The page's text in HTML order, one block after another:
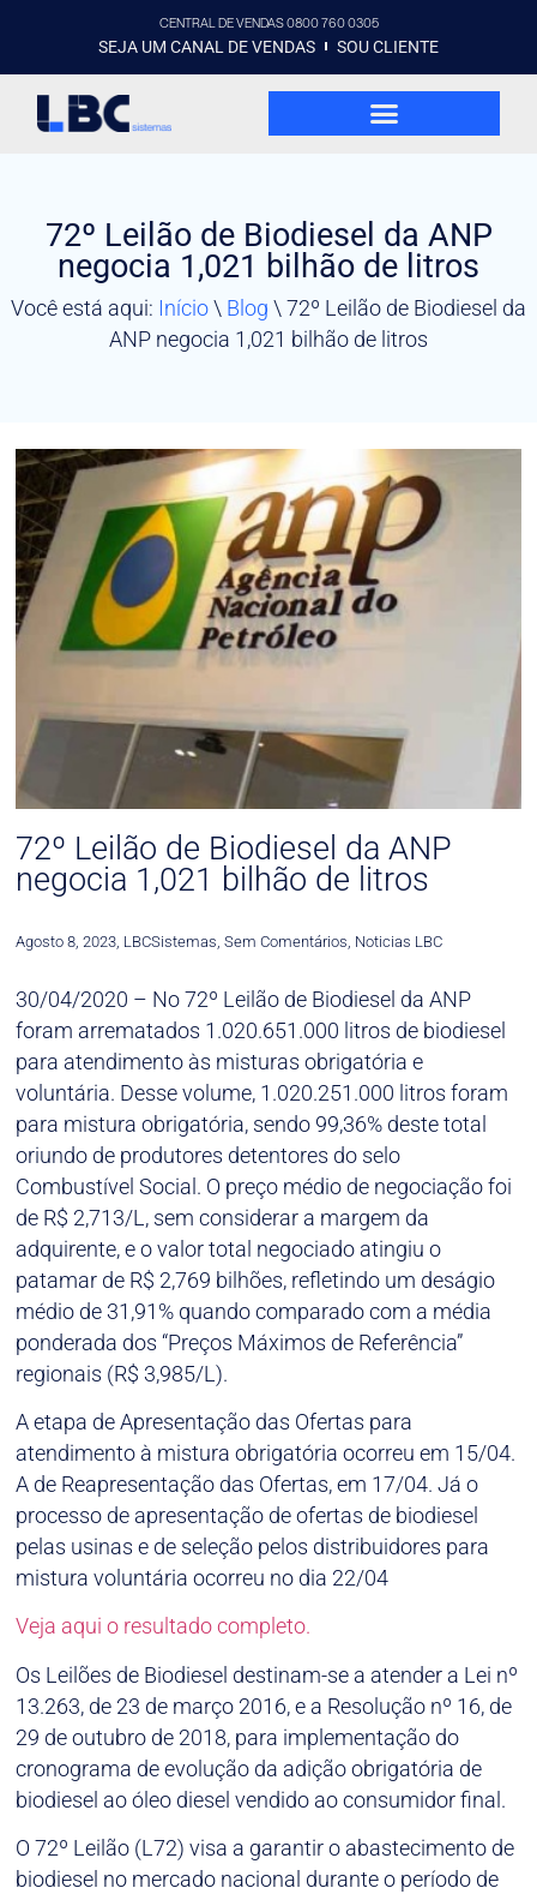
CENTRAL DE VENDAS 0800 760 0305
SEJA UM CANAL DE VENDAS SOU CLIENTE
72º Leilão de Biodiesel da ANP
negocia 1,021 bilhão de litros
Você está aqui: Início\ Blog \ 72º Leilão de Biodiesel da
ANP negocia 1,021 bilhão de litros
72º Leilão de Biodiesel da ANP
negocia 1,021 bilhão de litros
Agosto 8, 2023, LBCSistemas, Sem Comentários, Noticias LBC
30/04/2020 – No 72º Leilão de Biodiesel da ANP
foram arrematados 1.020.651.000 litros de biodiesel
para atendimento às misturas obrigatória e
voluntária. Desse volume, 1.020.251.000 litros foram
para mistura obrigatória, sendo 99,36% deste total
oriundo de produtores detentores do selo
Combustível Social. O preço médio de negociação foi
de R$ 2,713/L, sem considerar a margem da
adquirente, e o valor total negociado atingiu o
patamar de R$ 2,769 bilhões, refletindo um deságio
médio de 31,91% quando comparado com a média
ponderada dos “Preços Máximos de Referência”
regionais (R$ 3,985/L).
A etapa de Apresentação das Ofertas para
atendimento à mistura obrigatória ocorreu em 15/04.
A de Reapresentação das Ofertas, em 17/04. Já o
processo de apresentação de ofertas de biodiesel
pelas usinas e de seleção pelos distribuidores para
mistura voluntária ocorreu no dia 22/04
Veja aqui o resultado completo.
Os Leilões de Biodiesel destinam-se a atender a Lei nº
13.263, de 23 de março 2016, e a Resolução nº 16, de
29 de outubro de 2018, para implementação do
cronograma de evolução da adição obrigatória de
biodiesel ao óleo diesel vendido ao consumidor final.
O 72º Leilão (L72) visa a garantir o abastecimento de
biodiesel no mercado nacional durante o período de